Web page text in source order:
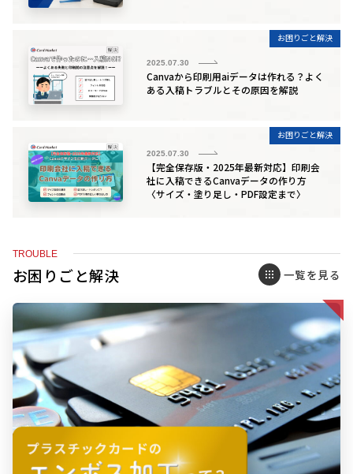
2025.07.30
Canvaから印刷用aiデータは作れる？よく
ある入稿トラブルとその原因を解説
お困りごと解決
2025.07.30
【完全保存版・2025年最新対応】印刷会
社に入稿できるCanvaデータの作り方
〈サイズ・塗り足し・PDF設定まで〉
お困りごと解決
TROUBLE
お困りごと解決 一覧を見る